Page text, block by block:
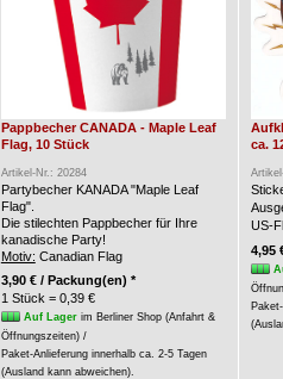
Pappbecher CANADA - Maple Leaf
Flag, 10 Stück
Artikel-Nr.: 20284
Partybecher KANADA "Maple Leaf
Flag".
Die stilechten Pappbecher für Ihre
kanadische Party!
Motiv: Canadian Flag
3,90 € / Packung(en) *
1 Stück = 0,39 €
Auf Lagerim Berliner Shop (Anfahrt &
Öffnungszeiten) /
Paket-Anlieferung innerhalb ca. 2-5 Tagen
(Ausland kann abweichen).
ca.
US-
4,95